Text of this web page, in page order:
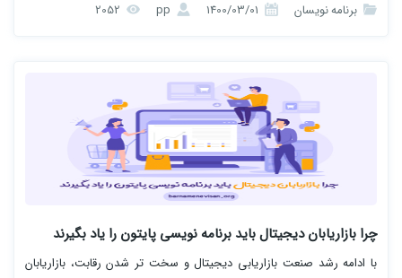
برنامه نویسان
چرا بازاریابان دیجیتال باید برنامه نویسی پایتون را یاد بگیرند
با ادامه رشد صنعت بازاریابی دیجیتال و سخت تر شدن رقابت، بازاریابان